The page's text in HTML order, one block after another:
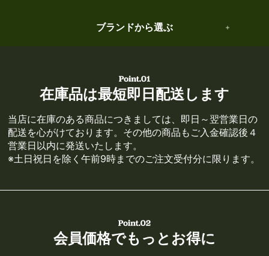
ブランドから選ぶ
在庫品は最短即日配送します
当店に在庫のある商品につきましては、即日～翌営業日の
配送を心がけております。その他の商品もご入金確認後４
営業日以内に発送いたします。
※土日祝日を除く午前9時までのご注文受付分に限ります。
会員価格でもっとお得に